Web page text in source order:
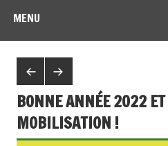
MENU
BONNE ANNÉE 2022
MOBILISATION !